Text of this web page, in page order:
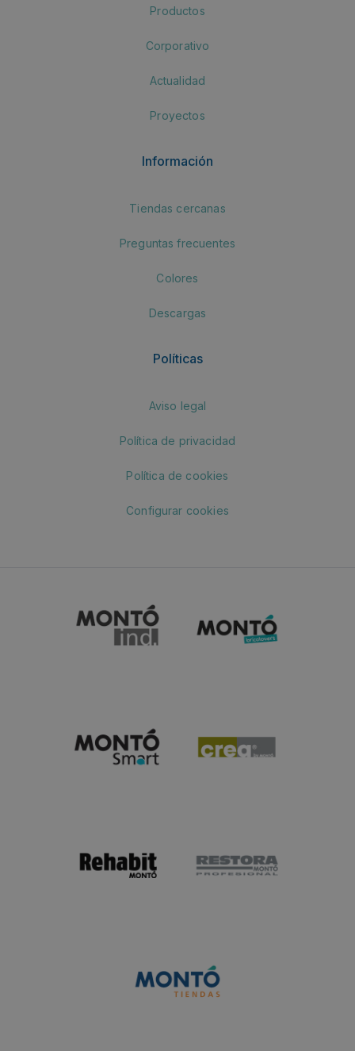
Productos
Corporativo
Actualidad
Proyectos
Información
Tiendas cercanas
Preguntas frecuentes
Colores
Descargas
Políticas
Aviso legal
Política de privacidad
Política de cookies
Configurar cookies